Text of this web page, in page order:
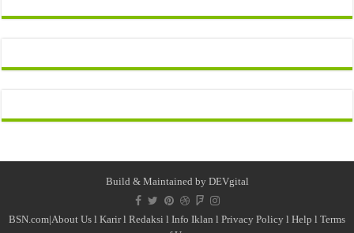
Build & Maintained by DEVgital
BSN.com|About Us l Karirl Redaksi l Info Iklan l Privacy Policy l Help l Terms